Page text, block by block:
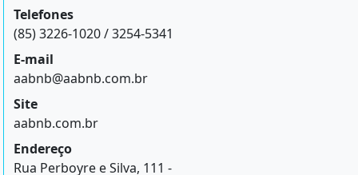
Telefones
(85) 3226-1020 / 3254-5341
E-mail
aabnb@aabnb.com.br
Site
aabnb.com.br
Endereço
Rua Perboyre e Silva, 111 -